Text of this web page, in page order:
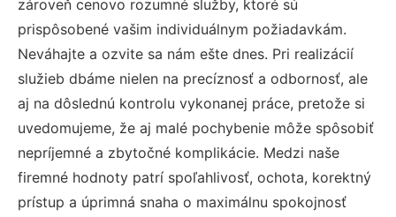
zároveň cenovo rozumné služby, ktoré sú
prispôsobené vašim individuálnym požiadavkám.
Neváhajte a ozvite sa nám ešte dnes. Pri realizácií
služieb dbáme nielen na precíznosť a odbornosť, ale
aj na dôslednú kontrolu vykonanej práce, pretože si
uvedomujeme, že aj malé pochybenie môže spôsobiť
nepríjemné a zbytočné komplikácie. Medzi naše
firemné hodnoty patrí spoľahlivosť, ochota, korektný
prístup a úprimná snaha o maximálnu spokojnosť